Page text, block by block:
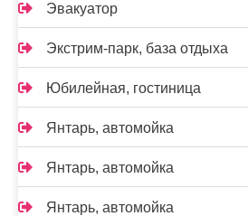
Эвакуатор
Экстрим-парк, база отдыха
Юбилейная, гостиница
Янтарь, автомойка
Янтарь, автомойка
Янтарь, автомойка